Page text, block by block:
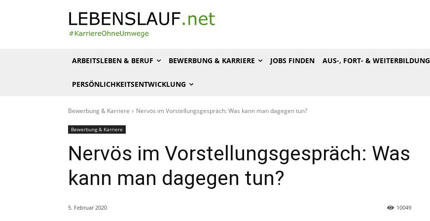
ARBEITSLEBEN & BERUF BEWERBUNG & KARRIERE JOBS FINDEN AUS-, FORT- & WEITERBILDUNG
PERSÖNLICHKEITSENTWICKLUNG
Bewerbung & Karriere Nervös im Vorstellungsgespräch: Was kann man dagegen tun?
Bewerbung & Karriere
Nervös im Vorstellungsgespräch: Was
kann man dagegen tun?
5. Februar 2020 10049